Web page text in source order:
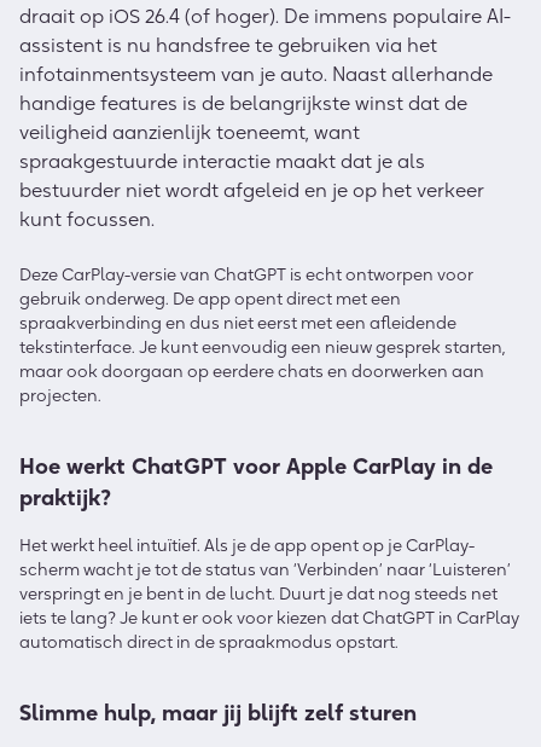
draait op iOS 26.4 (of hoger). De immens populaire AI-
assistent is nu handsfree te gebruiken via het
infotainmentsysteem van je auto. Naast allerhande
handige features is de belangrijkste winst dat de
veiligheid aanzienlijk toeneemt, want
spraakgestuurde interactie maakt dat je als
bestuurder niet wordt afgeleid en je op het verkeer
kunt focussen.
Deze CarPlay-versie van ChatGPT is echt ontworpen voor
gebruik onderweg. De app opent direct met een
spraakverbinding en dus niet eerst met een afleidende
tekstinterface. Je kunt eenvoudig een nieuw gesprek starten,
maar ook doorgaan op eerdere chats en doorwerken aan
projecten.
Hoe werkt ChatGPT voor Apple CarPlay in de
praktijk?
Het werkt heel intuïtief. Als je de app opent op je CarPlay-
scherm wacht je tot de status van ‘Verbinden’ naar ‘Luisteren’
verspringt en je bent in de lucht. Duurt je dat nog steeds net
iets te lang? Je kunt er ook voor kiezen dat ChatGPT in CarPlay
automatisch direct in de spraakmodus opstart.
Slimme hulp, maar jij blijft zelf sturen